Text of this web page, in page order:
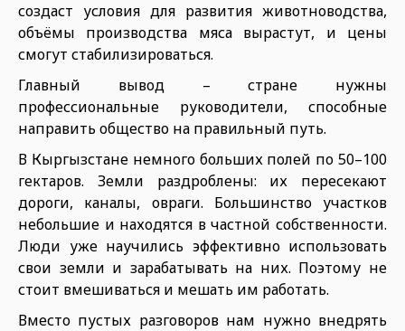
создаст условия для развития животноводства,
объёмы производства мяса вырастут, и цены
смогут стабилизироваться.
Главный вывод – стране нужны
профессиональные руководители, способные
направить общество на правильный путь.
В Кыргызстане немного больших полей по 50–100
гектаров. Земли раздроблены: их пересекают
дороги, каналы, овраги. Большинство участков
небольшие и находятся в частной собственности.
Люди уже научились эффективно использовать
свои земли и зарабатывать на них. Поэтому не
стоит вмешиваться и мешать им работать.
Вместо пустых разговоров нам нужно внедрять